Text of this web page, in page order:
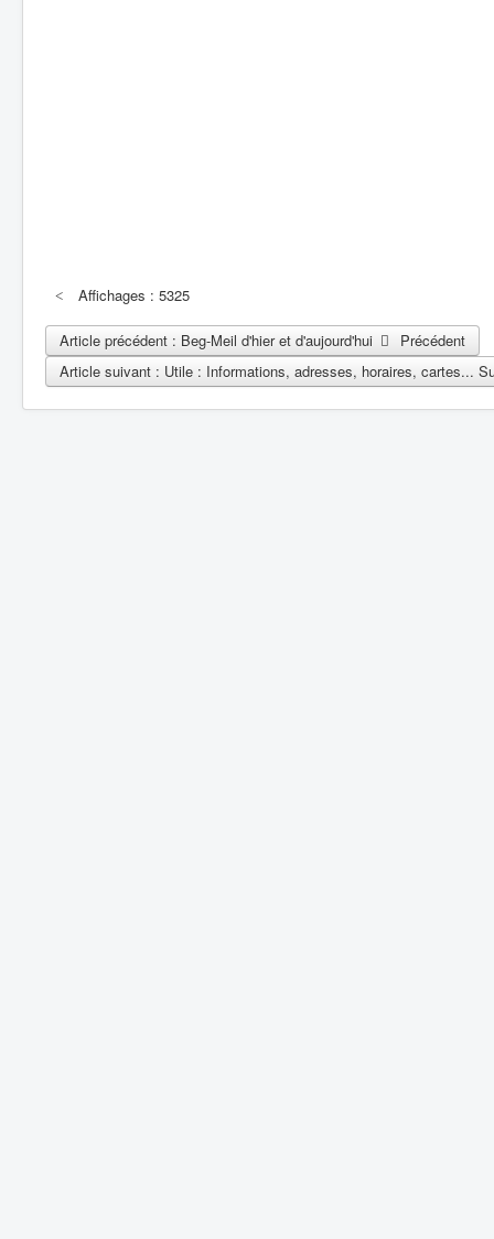
Affichages : 5325
Article précédent : Beg-Meil d'hier et d'aujourd'hui
Précédent
Article suivant : Utile : Informations, adresses, horaires, cartes...